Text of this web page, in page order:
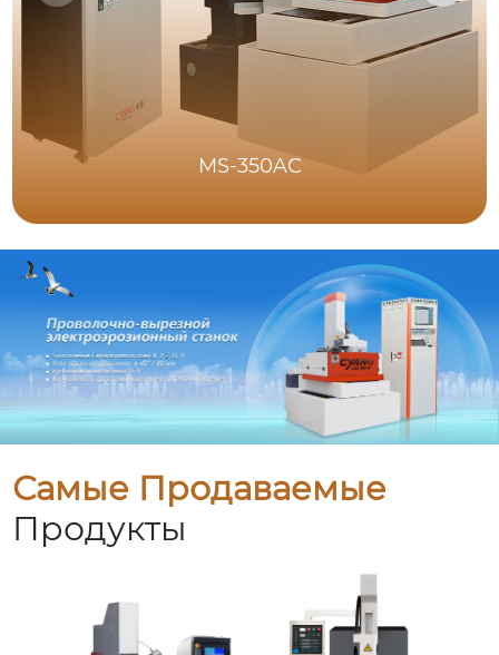
MS-350AC
Самые Продаваемые
Продукты